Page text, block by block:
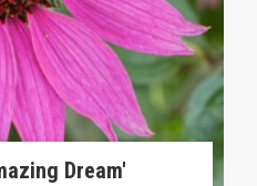
Dream'